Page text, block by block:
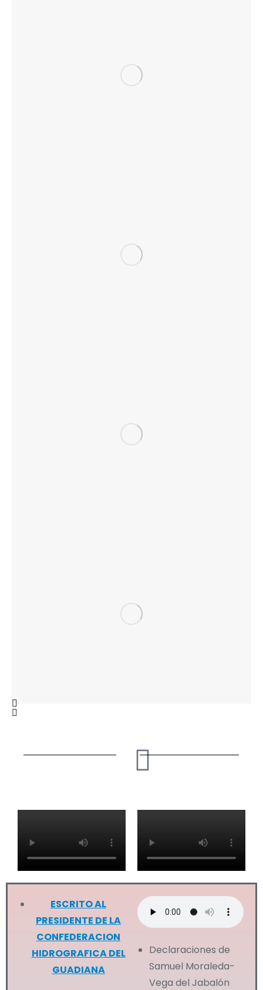
ESCRITO AL
PRESIDENTE DE LA
CONFEDERACION
HIDROGRAFICA DEL
GUADIANA
Declaraciones de
Samuel Moraleda-
Vega del Jabalón